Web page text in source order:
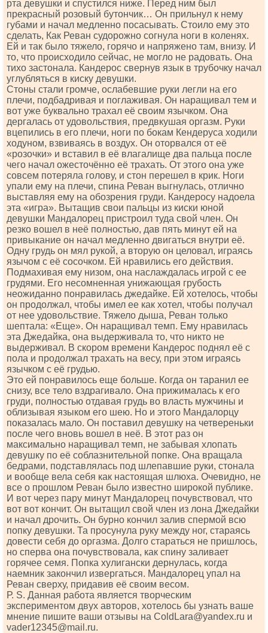
рта девушки и спустился ниже. Перед ним был
прекрасный розовый бутончик… Он прильнул к нему
губами и начал медленно посасывать. Стоило ему это
сделать, Как Реван судорожно согнула ноги в коленях.
Ей и так было тяжело, горячо и напряжено там, внизу. И
то, что происходило сейчас, не могло не радовать. Она
тихо застонала. Кандерос свернув язык в трубочку начал
углубляться в киску девушки.
Стоны стали громче, ослабевшие руки легли на его
плечи, подбадривая и поглаживая. Он наращивал тем и
вот уже буквально трахал её своим язычком. Она
дергалась от удовольствия, предвкушая оргазм. Руки
вцепились в его плечи, ноги по бокам Кендеруса ходили
ходуном, взвиваясь в воздух. Он оторвался от её
«розочки» и вставил в её влагалище два пальца после
чего начал ожесточённо её трахать. От этого она уже
совсем потеряла голову, и стон перешел в крик. Ноги
упали ему на плечи, спина Реван выгнулась, отлично
выставляя ему на обозрения груди. Кандеросу надоела
эта «игра». Вытащив свои пальцы из киски юной
девушки Мандалорец пристроил туда свой член. Он
резко вошел в неё полностью, дав пять минут ей на
привыкание он начал медленно двигаться внутри её.
Одну грудь он мял рукой, а вторую он целовал, играясь
язычом с её сосочком. Ей нравились его действия.
Подмахивая ему низом, она наслаждалась игрой с ее
грудями. Его несомненная унижающая грубость
неожиданно понравилась джедайке. Ей хотелось, чтобы
он продолжал, чтобы имел ее как хотел, чтобы получал
от нее удовольствие. Тяжело дыша, Реван только
шептала: «Еще». Он наращивал темп. Ему нравилась
эта Джедайка, она выдерживала то, что никто не
выдерживал. В скором времени Кандерос поднял её с
пола и продолжал трахать на весу, при этом играясь
язычком с её грудью.
Это ей понравилось еще больше. Когда он таранил ее
снизу, все тело вздрагивало. Она прижималась к его
груди, полностью отдавая грудь во власть мужчины и
облизывая языком его шею. Но и этого Мандалорцу
показалась мало. Он поставил девушку на четвереньки
после чего вновь вошел в неё. В этот раз он
максимально наращивал темп, не забывая хлопать
девушку по её соблазнительной попке. Она вращала
бедрами, подставлялась под шлепавшие руки, стонала
и вообще вела себя как настоящая шлюха. Очевидно, не
все о прошлом Реван было известно широкой публике.
И вот через пару минут Мандалорец почувствовал, что
вот вот кончит. Он вытащил свой член из лона Джедайки
и начал дрочить. Он бурно кончил залив спермой всю
попку девушки. Та просунула руку между ног, стараясь
довести себя до оргазма. Долго стараться не пришлось,
но сперва она почувствовала, как спину заливает
горячее семя. Попка хулигански дернулась, когда
наемник закончил извергаться. Мандалорец упал на
Реван сверху, придавив её своим весом.
Р. S. Данная работа является творческим
экспериментом двух авторов, хотелось бы узнать ваше
мнение пишите ваши отзывы на СоldLаrа@yаndех.ru и
vаdеr12345@mаil.ru.